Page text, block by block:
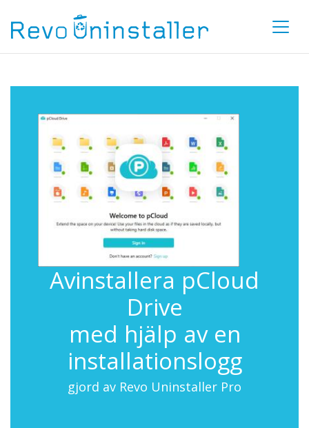
Avinstallera pCloud
Drive
med hjälp av en
installationslogg
gjord av Revo Uninstaller Pro